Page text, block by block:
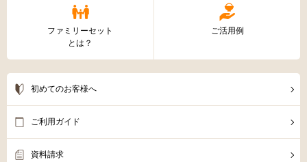
ファミリーセット
とは？
ご活用例
初めてのお客様へ
ご利用ガイド
資料請求